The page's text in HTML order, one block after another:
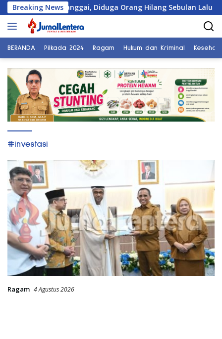
Langsung
ke
konten
Breaking News
Warga Banggai, Diduga Orang Hilang Sebulan Lalu
BERANDA Pilkada 2024 Ragam Hukum dan Kriminal
#investasi
Ragam 4 Agustus 2026